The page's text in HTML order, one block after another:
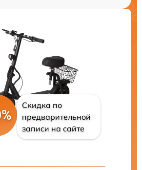
Скидка по
предварительной
записи на сайте